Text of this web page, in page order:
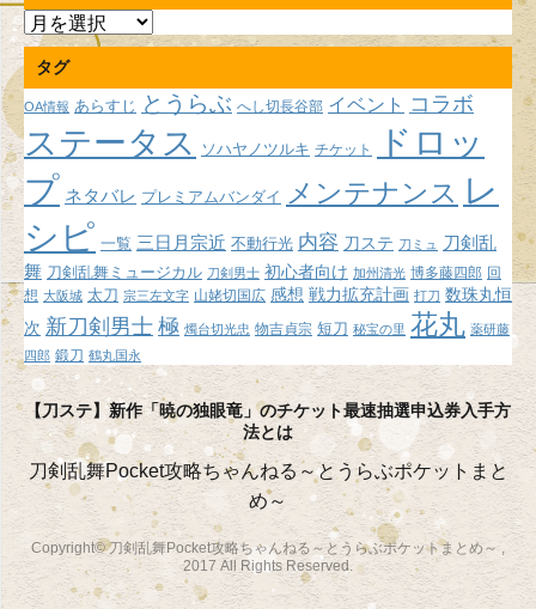
ア
ー
カタグ
OA情報 あらすじ とうらぶ へし切長谷部 イベント コラボ
ステータス ソハヤノツルキ チケット
ドロッ
プ ネタバレ プレミアムバンダイ メンテナンス レ
シピ 一覧 三日月宗近 不動行光 内容 刀ステ 刀ミュ 刀剣乱
舞 刀剣乱舞ミュージカル 刀剣男士 初心者向け 加州清光 博多藤四郎 回
想 大阪城 太刀 宗三左文字 山姥切国広 感想 戦力拡充計画 打刀 数珠丸恒
次 新刀剣男士 極 燭台切光忠 物吉貞宗 短刀 秘宝の里 花丸 薬研藤
四郎 鍛刀 鶴丸国永
【刀ステ】新作「暁の独眼竜」のチケット最速抽選申込券入手方
法とは
刀剣乱舞Pocket攻略ちゃんねる～とうらぶポケットまと
め～
Copyright© 刀剣乱舞Pocket攻略ちゃんねる～とうらぶポケットまとめ～ ,
2017 All Rights Reserved.